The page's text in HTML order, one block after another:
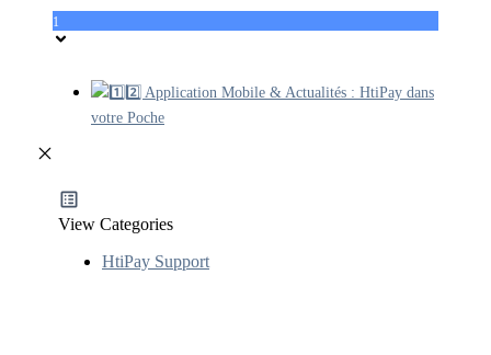
1
1️⃣2️⃣ Application Mobile & Actualités : HtiPay dans
votre Poche
View Categories
HtiPay Support